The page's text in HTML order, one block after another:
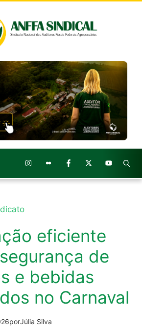
eficiente
de
e bebidas
no Carnaval
porJúlia Silva